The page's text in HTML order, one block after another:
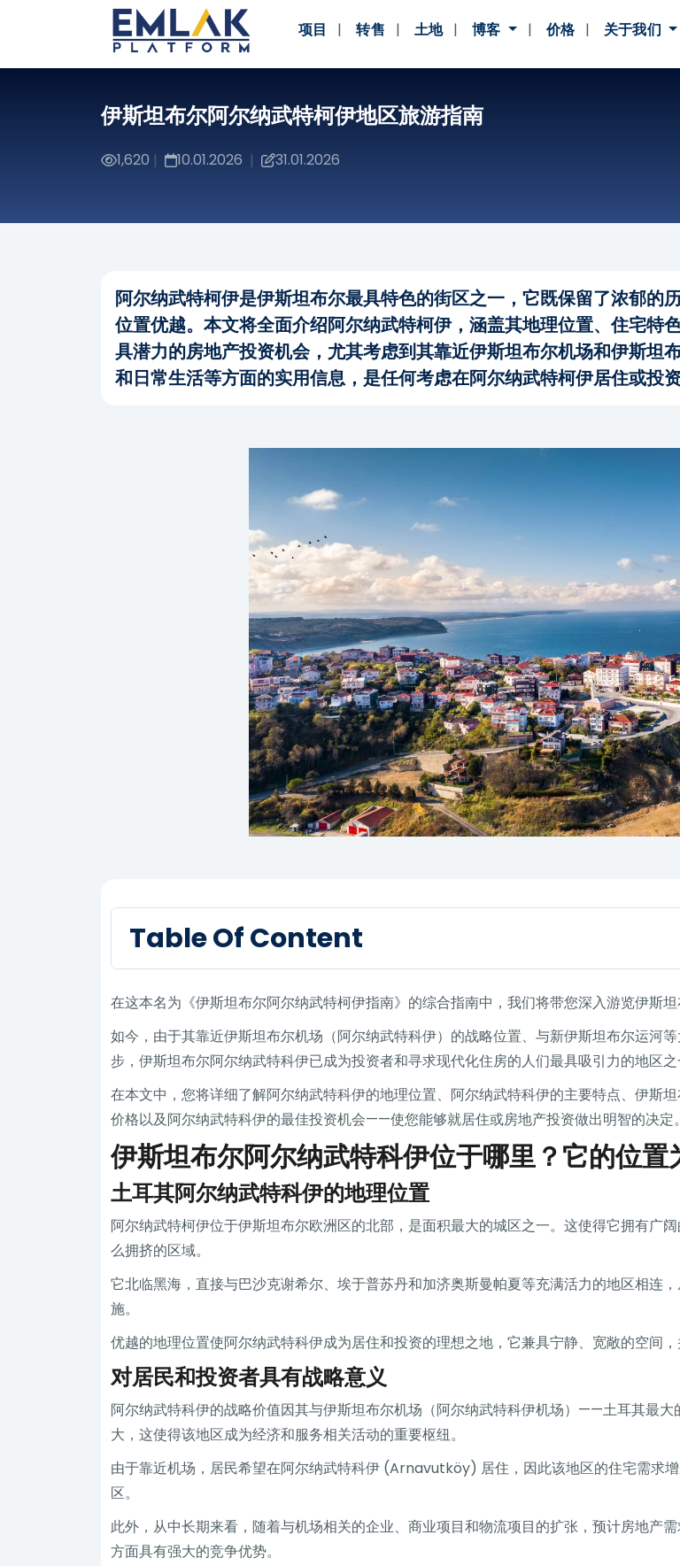
项目 转售 土地 博客 价格 关于我们
伊斯坦布尔阿尔纳武特柯伊地区旅游指南
1,620 | 10.01.2026 | 31.01.2026
阿尔纳武特柯伊是伊斯坦布尔最具特色的街区之一，它既保留了浓郁的
位置优越。本文将全面介绍阿尔纳武特柯伊，涵盖其地理位置、住宅特
具潜力的房地产投资机会，尤其考虑到其靠近伊斯坦布尔机场和伊斯坦
和日常生活等方面的实用信息，是任何考虑在阿尔纳武特柯伊居住或投
Table Of Content
在这本名为《伊斯坦布尔阿尔纳武特柯伊指南》的综合指南中，我们将带您深入游览伊斯
如今，由于其靠近伊斯坦布尔机场（阿尔纳武特科伊）的战略位置、与新伊斯坦布尔运河
步，伊斯坦布尔阿尔纳武特科伊已成为投资者和寻求现代化住房的人们最具吸引力的地区之
在本文中，您将详细了解阿尔纳武特科伊的地理位置、阿尔纳武特科伊的主要特点、伊斯
价格以及阿尔纳武特科伊的最佳投资机会——使您能够就居住或房地产投资做出明智的决定。
伊斯坦布尔阿尔纳武特科伊位于哪里？它的位置
土耳其阿尔纳武特科伊的地理位置
阿尔纳武特柯伊位于伊斯坦布尔欧洲区的北部，是面积最大的城区之一。这使得它拥有广
么拥挤的区域。
它北临黑海，直接与巴沙克谢希尔、埃于普苏丹和加济奥斯曼帕夏等充满活力的地区相连
施。
优越的地理位置使阿尔纳武特科伊成为居住和投资的理想之地，它兼具宁静、宽敞的空间
对居民和投资者具有战略意义
阿尔纳武特科伊的战略价值因其与伊斯坦布尔机场（阿尔纳武特科伊机场）——土耳其最
大，这使得该地区成为经济和服务相关活动的重要枢纽。
由于靠近机场，居民希望在阿尔纳武特科伊 (Arnavutköy) 居住，因此该地区的住宅需求
区。
此外，从中长期来看，随着与机场相关的企业、商业项目和物流项目的扩张，预计房地产
方面具有强大的竞争优势。